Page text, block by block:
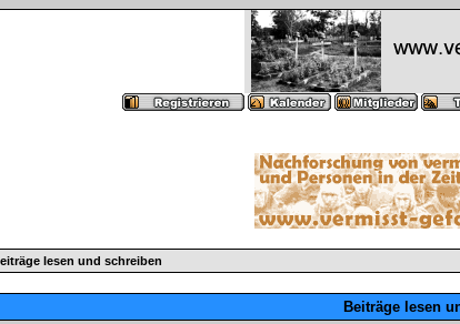
lesen und schreiben
Beiträge lesen